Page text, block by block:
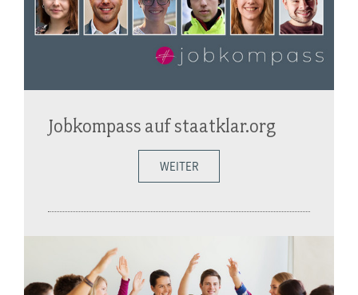
Jobkompass auf staatklar.org
WEITER